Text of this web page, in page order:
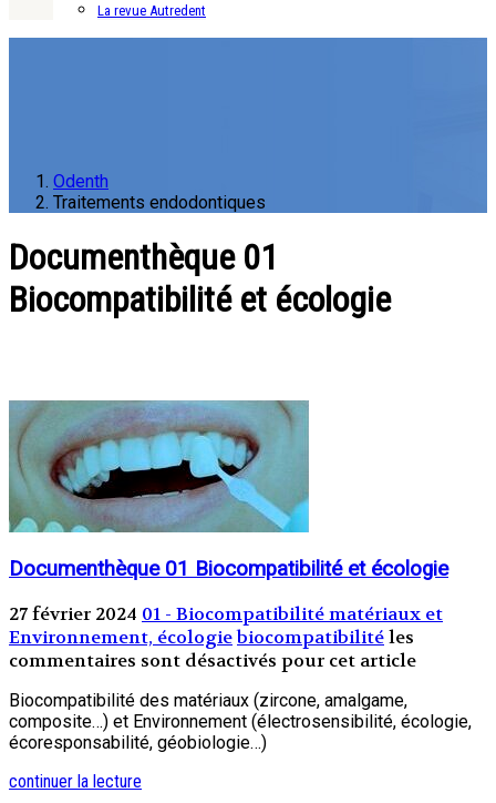
La revue Autredent
Odenth
Traitements endodontiques
Documenthèque 01
Biocompatibilité et écologie
Documenthèque 01 Biocompatibilité et écologie
27 février 2024 01 - Biocompatibilité matériaux et
Environnement, écologiebiocompatibilitéles
commentaires sont désactivés pour cet article
Biocompatibilité des matériaux (zircone, amalgame,
composite…) et Environnement (électrosensibilité, écologie,
écoresponsabilité, géobiologie…)
continuer la lecture